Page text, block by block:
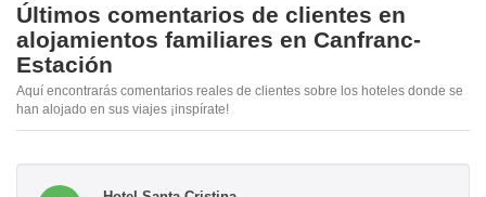
Últimos comentarios de clientes en
alojamientos familiares en Canfranc-
Estación
Aquí encontrarás comentarios reales de clientes sobre los hoteles donde se
han alojado en sus viajes ¡inspírate!